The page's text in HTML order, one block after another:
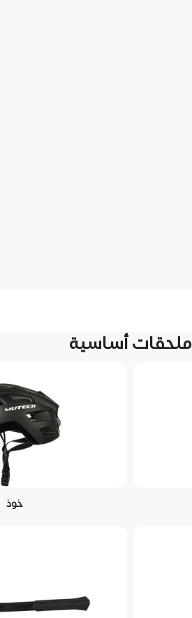
ملحقات أساسية
خوذ